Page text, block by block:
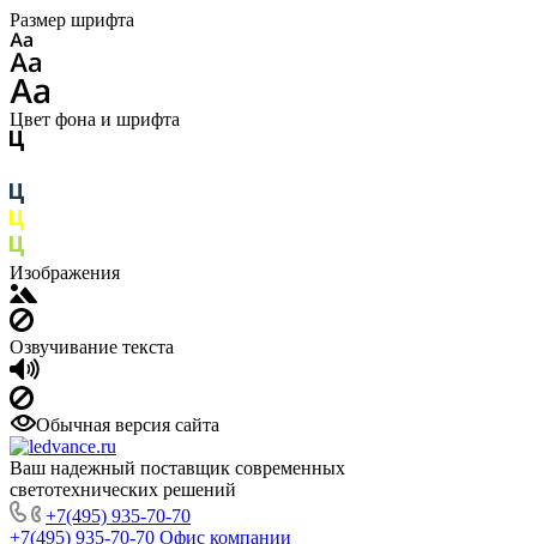
Размер шрифта
Цвет фона и шрифта
Изображения
Озвучивание текста
Обычная версия сайта
Ваш надежный поставщик современных
светотехнических решений
+7(495) 935-70-70
+7(495) 935-70-70 Офис компании